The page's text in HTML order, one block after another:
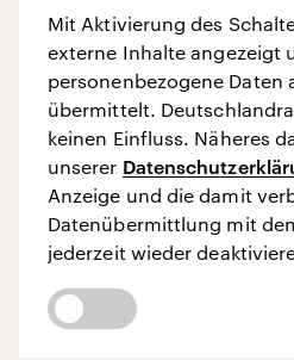
Mit Aktivierung des
externe Inhalte angezeigt
personenbezogene
übermittelt.
keinen Einfluss. Näheres
unserer
Anzeige und die damit
Datenübermittlung mit
jederzeit wieder